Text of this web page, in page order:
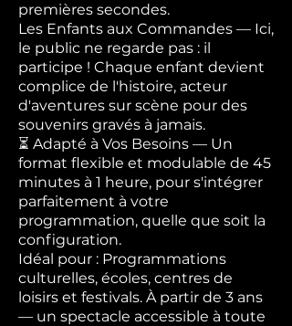
premières secondes.
Les Enfants aux Commandes — Ici,
le public ne regarde pas : il
participe ! Chaque enfant devient
complice de l'histoire, acteur
d'aventures sur scène pour des
souvenirs gravés à jamais.
⏳ Adapté à Vos Besoins — Un
format flexible et modulable de 45
minutes à 1 heure, pour s'intégrer
parfaitement à votre
programmation, quelle que soit la
configuration.
Idéal pour : Programmations
culturelles, écoles, centres de
loisirs et festivals. À partir de 3 ans
— un spectacle accessible à toute